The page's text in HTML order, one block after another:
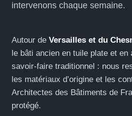
intervenons chaque semaine.
Autour de Versailles et du
le bâti ancien en tuile plate et en
savoir-faire traditionnel : nous
les matériaux d’origine et les
Architectes des Bâtiments de
protégé.